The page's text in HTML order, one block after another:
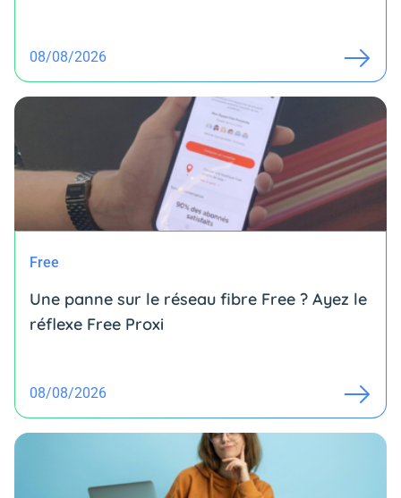
08/08/2026
Free
Une panne sur le réseau fibre Free ? Ayez le
réflexe Free Proxi
08/08/2026